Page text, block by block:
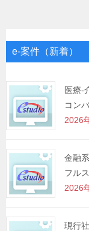
ゲ
シ
ョ
ン
e-案件（新着）
医療-
コン
2026
金融
フル
2026
現行